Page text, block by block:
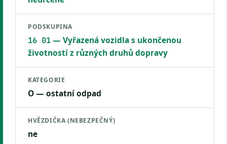
PODSKUPINA
16 01— Vyřazená vozidla s ukončenou
životností z různých druhů dopravy
KATEGORIE
O — ostatní odpad
HVĚZDIČKA (NEBEZPEČNÝ)
ne